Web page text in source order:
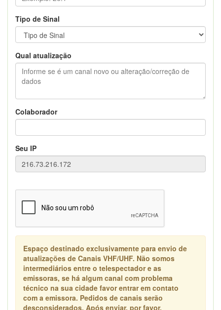
Tipo de Sinal
Qual atualização
Colaborador
Seu IP
Espaço destinado exclusivamente para envio de
atualizações de Canais VHF/UHF. Não somos
intermediários entre o telespectador e as
emissoras, se há algum canal com problema
técnico na sua cidade favor entrar em contato
com a emissora. Pedidos de canais serão
desconsiderados. Após enviar, por favor,